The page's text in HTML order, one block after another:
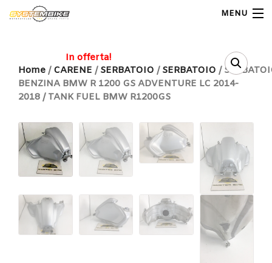
MENU
Home
Shop Ricambi
Note Generali
Carrello
Contatti
Home / CARENE / SERBATOIO / SERBATOIO /
BENZINA BMW R 1200 GS ADVENTURE LC 2014-
2018 / TANK FUEL BMW R1200GS
In offerta!